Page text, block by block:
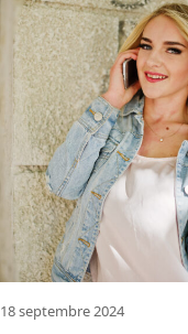
18 septembre 2024